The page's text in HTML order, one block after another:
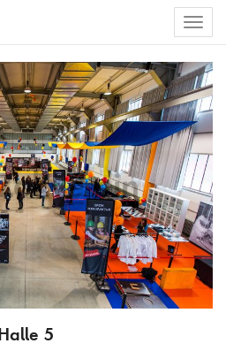
ALLE BILDER AUSWÄHLEN
5